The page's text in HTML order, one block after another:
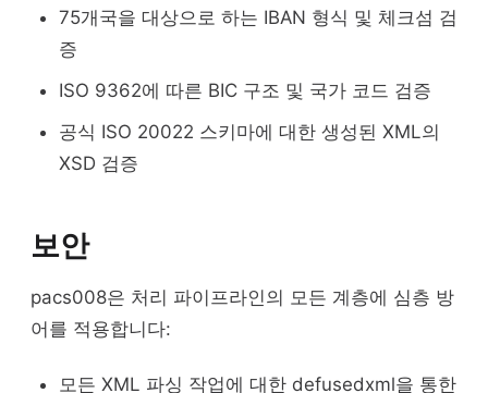
75개국을 대상으로 하는 IBAN 형식 및 체크섬 검
증
ISO 9362에 따른 BIC 구조 및 국가 코드 검증
공식 ISO 20022 스키마에 대한 생성된 XML의
XSD 검증
보안
pacs008은 처리 파이프라인의 모든 계층에 심층 방
어를 적용합니다:
모든 XML 파싱 작업에 대한 defusedxml을 통한